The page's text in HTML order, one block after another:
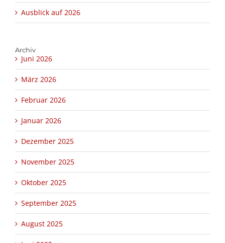
Ausblick auf 2026
Archiv
Juni 2026
März 2026
Februar 2026
Januar 2026
Dezember 2025
November 2025
Oktober 2025
September 2025
August 2025